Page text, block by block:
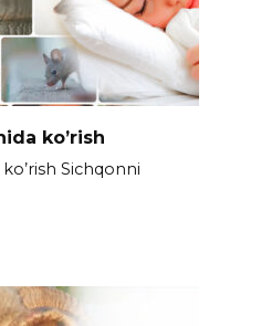
ko’rish
Sichqonni